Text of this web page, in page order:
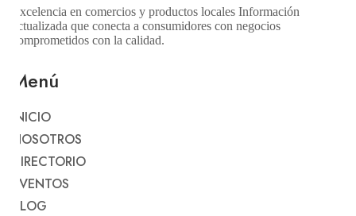
Excelencia en comercios y productos locales Información
actualizada que conecta a consumidores con negocios
comprometidos con la calidad.
Menú
INICIO
NOSOTROS
DIRECTORIO
EVENTOS
BLOG